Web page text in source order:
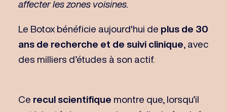
affecter les zones voisines.
Le Botox bénéficie aujourd'hui de plus de 30
ans de recherche et de suivi clinique , avec
des milliers d’études à son actif.
Ce recul scientifique montre que, lorsqu’il